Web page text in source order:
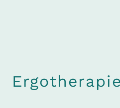
Ergotherapie